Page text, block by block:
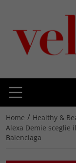
Home / Healthy &
Alexa Demie sceglie
Balenciaga